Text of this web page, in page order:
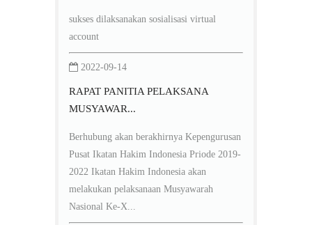
sukses dilaksanakan sosialisasi virtual
account
2022-09-14
RAPAT PANITIA PELAKSANA
MUSYAWAR...
Berhubung akan berakhirnya Kepengurusan
Pusat Ikatan Hakim Indonesia Priode 2019-
2022 Ikatan Hakim Indonesia akan
melakukan pelaksanaan Musyawarah
Nasional Ke-X...